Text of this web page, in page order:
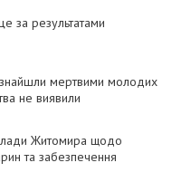
за результатами
знайшли мертвими молодих
не виявили
Житомира щодо
та забезпечення